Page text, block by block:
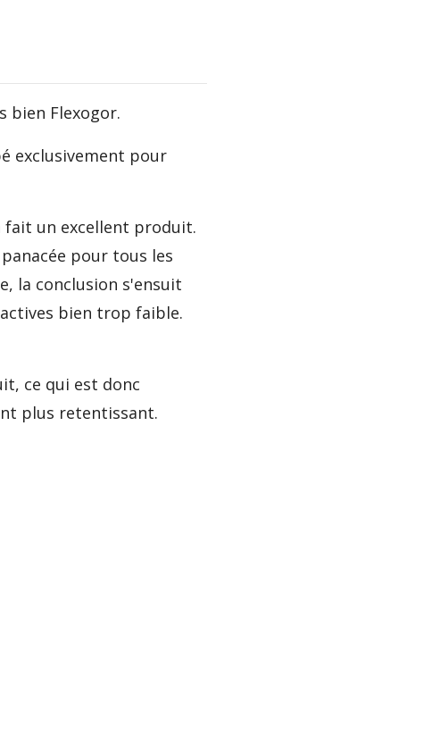
bien Flexogor.
exclusivement pour
fait un excellent produit.
pour tous les
la conclusion s'ensuit
bien trop faible.
ce qui est donc
plus retentissant.